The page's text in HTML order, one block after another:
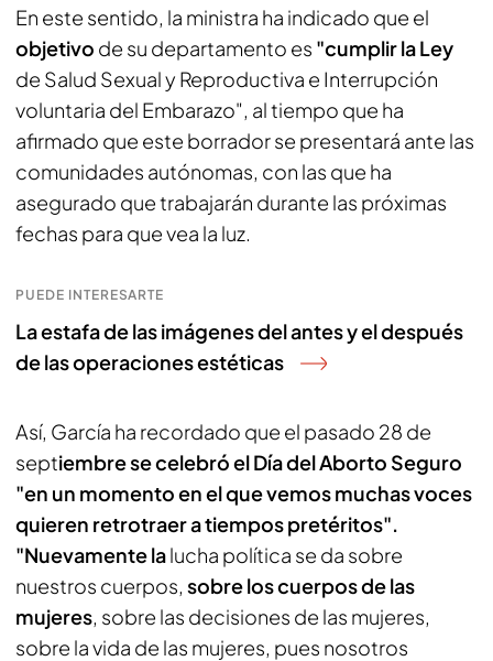
En este sentido, la ministra ha indicado que el
objetivo de su departamento es "cumplir la Ley
de Salud Sexual y Reproductiva e Interrupción
voluntaria del Embarazo", al tiempo que ha
afirmado que este borrador se presentará ante las
comunidades autónomas, con las que ha
asegurado que trabajarán durante las próximas
fechas para que vea la luz.
PUEDE INTERESARTE
La estafa de las imágenes del antes y el después
de las operaciones estéticas
Así, García ha recordado que el pasado 28 de
septiembre se celebró el Día del Aborto Seguro
"en un momento en el que vemos muchas voces
quieren retrotraer a tiempos pretéritos".
"Nuevamente lalucha política se da sobre
nuestros cuerpos, sobre los cuerpos de las
mujeres, sobre las decisiones de las mujeres,
sobre la vida de las mujeres, pues nosotros